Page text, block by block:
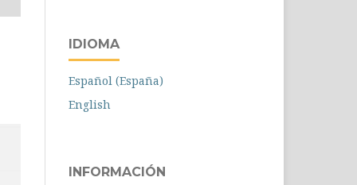
IDIOMA
Español (España)
English
INFORMACIÓN